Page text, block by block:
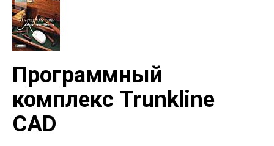
Программный
комплекс Trunkline
CAD